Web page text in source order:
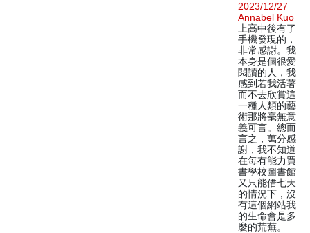
2023/12/27
Annabel Kuo
上高中後有了
手機發現的，
非常感謝。我
本身是個很愛
閱讀的人，我
感到若我活著
而不去欣賞這
一種人類的藝
術那將毫無意
義可言。總而
言之，萬分感
謝，我不知道
在每有能力買
書學校圖書館
又只能借七天
的情況下，沒
有這個網站我
的生命會是多
麼的荒蕪。